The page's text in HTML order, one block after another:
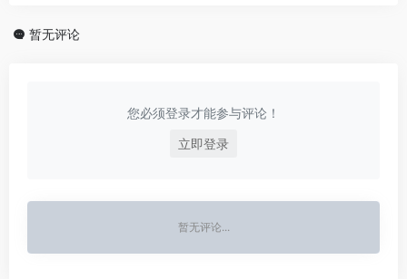
暂无评论
您必须登录才能参与评论！
立即登录
暂无评论...